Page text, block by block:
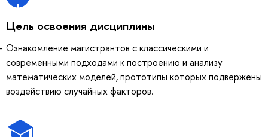
Цель освоения дисциплины
Ознакомление магистрантов с классическими и
современными подходами к построению и анализу
математических моделей, прототипы которых подвержены
воздействию случайных факторов.